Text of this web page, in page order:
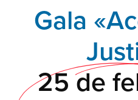
Gala
25 de